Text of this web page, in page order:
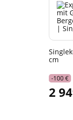
cm
-100 €
2